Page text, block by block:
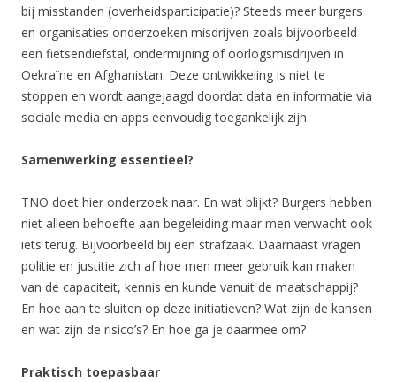
bij misstanden (overheidsparticipatie)? Steeds meer burgers
en organisaties onderzoeken misdrijven zoals bijvoorbeeld
een fietsendiefstal, ondermijning of oorlogsmisdrijven in
Oekraïne en Afghanistan. Deze ontwikkeling is niet te
stoppen en wordt aangejaagd doordat data en informatie via
sociale media en apps eenvoudig toegankelijk zijn.
Samenwerking essentieel?
TNO doet hier onderzoek naar. En wat blijkt? Burgers hebben
niet alleen behoefte aan begeleiding maar men verwacht ook
iets terug. Bijvoorbeeld bij een strafzaak. Daarnaast vragen
politie en justitie zich af hoe men meer gebruik kan maken
van de capaciteit, kennis en kunde vanuit de maatschappij?
En hoe aan te sluiten op deze initiatieven? Wat zijn de kansen
en wat zijn de risico’s? En hoe ga je daarmee om?
Praktisch toepasbaar